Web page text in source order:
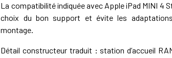
La compatibilité indiquée avec Apple iPad MINI 4
choix du bon support et évite les
montage.
Détail constructeur traduit : station d’accueil